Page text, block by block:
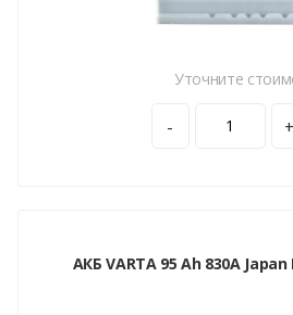
Уточните
- +
АКБ VARTA 95 Ah 830A